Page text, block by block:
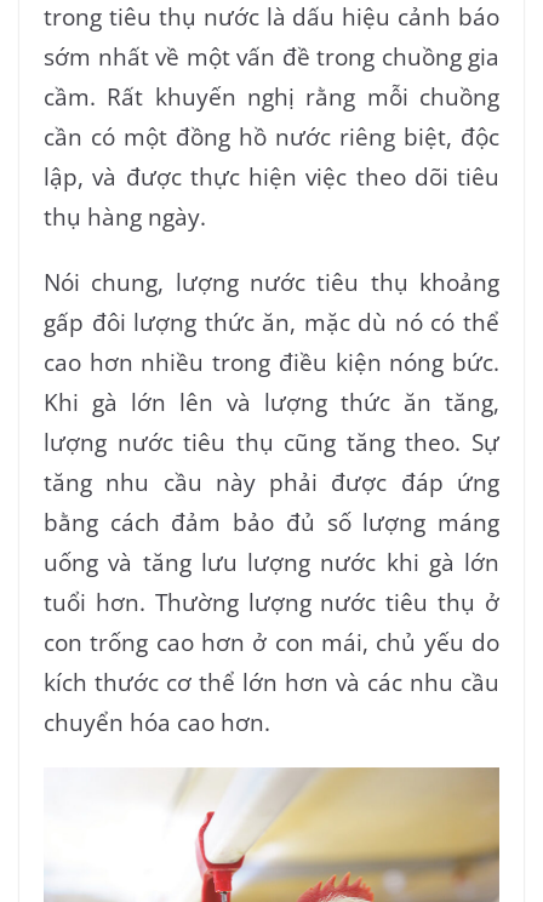
trong tiêu thụ nước là dấu hiệu cảnh báo
sớm nhất về một vấn đề trong chuồng gia
cầm. Rất khuyến nghị rằng mỗi chuồng
cần có một đồng hồ nước riêng biệt, độc
lập, và được thực hiện việc theo dõi tiêu
thụ hàng ngày.
Nói chung, lượng nước tiêu thụ khoảng
gấp đôi lượng thức ăn, mặc dù nó có thể
cao hơn nhiều trong điều kiện nóng bức.
Khi gà lớn lên và lượng thức ăn tăng,
lượng nước tiêu thụ cũng tăng theo. Sự
tăng nhu cầu này phải được đáp ứng
bằng cách đảm bảo đủ số lượng máng
uống và tăng lưu lượng nước khi gà lớn
tuổi hơn. Thường lượng nước tiêu thụ ở
con trống cao hơn ở con mái, chủ yếu do
kích thước cơ thể lớn hơn và các nhu cầu
chuyển hóa cao hơn.